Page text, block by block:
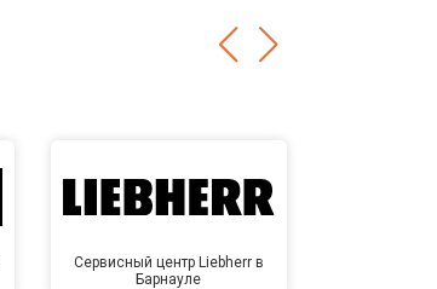
Сервисный центр Liebherr в
Барнауле